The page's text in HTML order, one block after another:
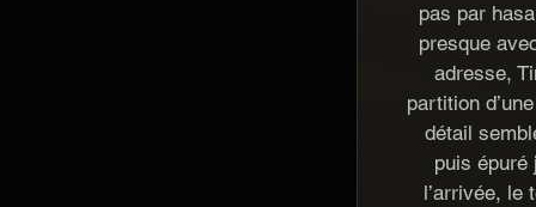
pas par
presque
adresse,
partition
détail
puis épuré
l’arrivée, le